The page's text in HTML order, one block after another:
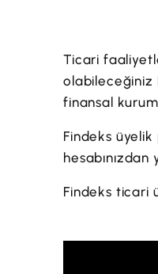
Ticari
olabileceğiniz
finansal
Findeks
hesabınızdan
Findeks ticari